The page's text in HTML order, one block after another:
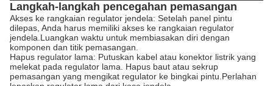
Langkah-langkah pencegahan pemasangan
Akses ke rangkaian regulator jendela: Setelah panel pintu
dilepas, Anda harus memiliki akses ke rangkaian regulator
jendela.Luangkan waktu untuk membiasakan diri dengan
komponen dan titik pemasangan.
Hapus regulator lama: Putuskan kabel atau konektor listrik yang
melekat pada regulator lama. Hapus baut atau sekrup
pemasangan yang mengikat regulator ke bingkai pintu.Perlahan